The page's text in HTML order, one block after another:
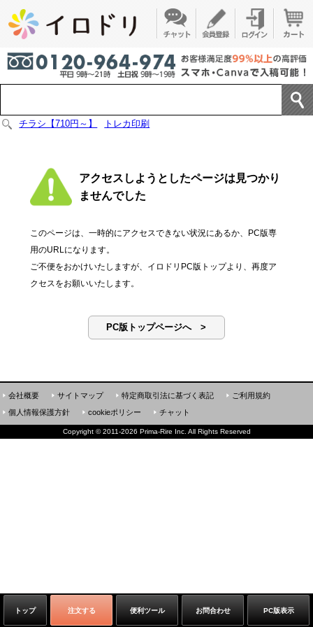
チラシ【710円～】 トレカ印刷
アクセスしようとしたページは見つかり
ませんでした
このページは、一時的にアクセスできない状況にあるか、PC版専
用のURLになります。
ご不便をおかけいたしますが、イロドリPC版トップより、再度ア
クセスをお願いいたします。
PC版トップページへ >
トップ 注文する 便利ツール お問合わせ PC版表示
会社概要 サイトマップ 特定商取引法に基づく表記
ご利用規約
個人情報保護方針
cookieポリシー チャット
Copyright ©2011-2026 Prima-Rire Inc. All Rights Reserved